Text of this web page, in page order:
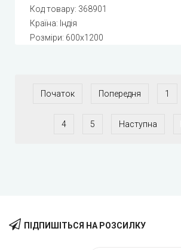
Код товару: 368901
Країна: Індія
Розміри: 600x1200
Початок Попередня 1
4 5 Наступна
ПІДПИШІТЬСЯ НА РОЗСИЛКУ